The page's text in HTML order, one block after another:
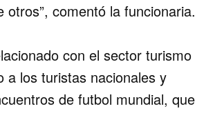
comentó la funcionaria.
con el sector turismo
a los turistas nacionales y
de futbol mundial, que